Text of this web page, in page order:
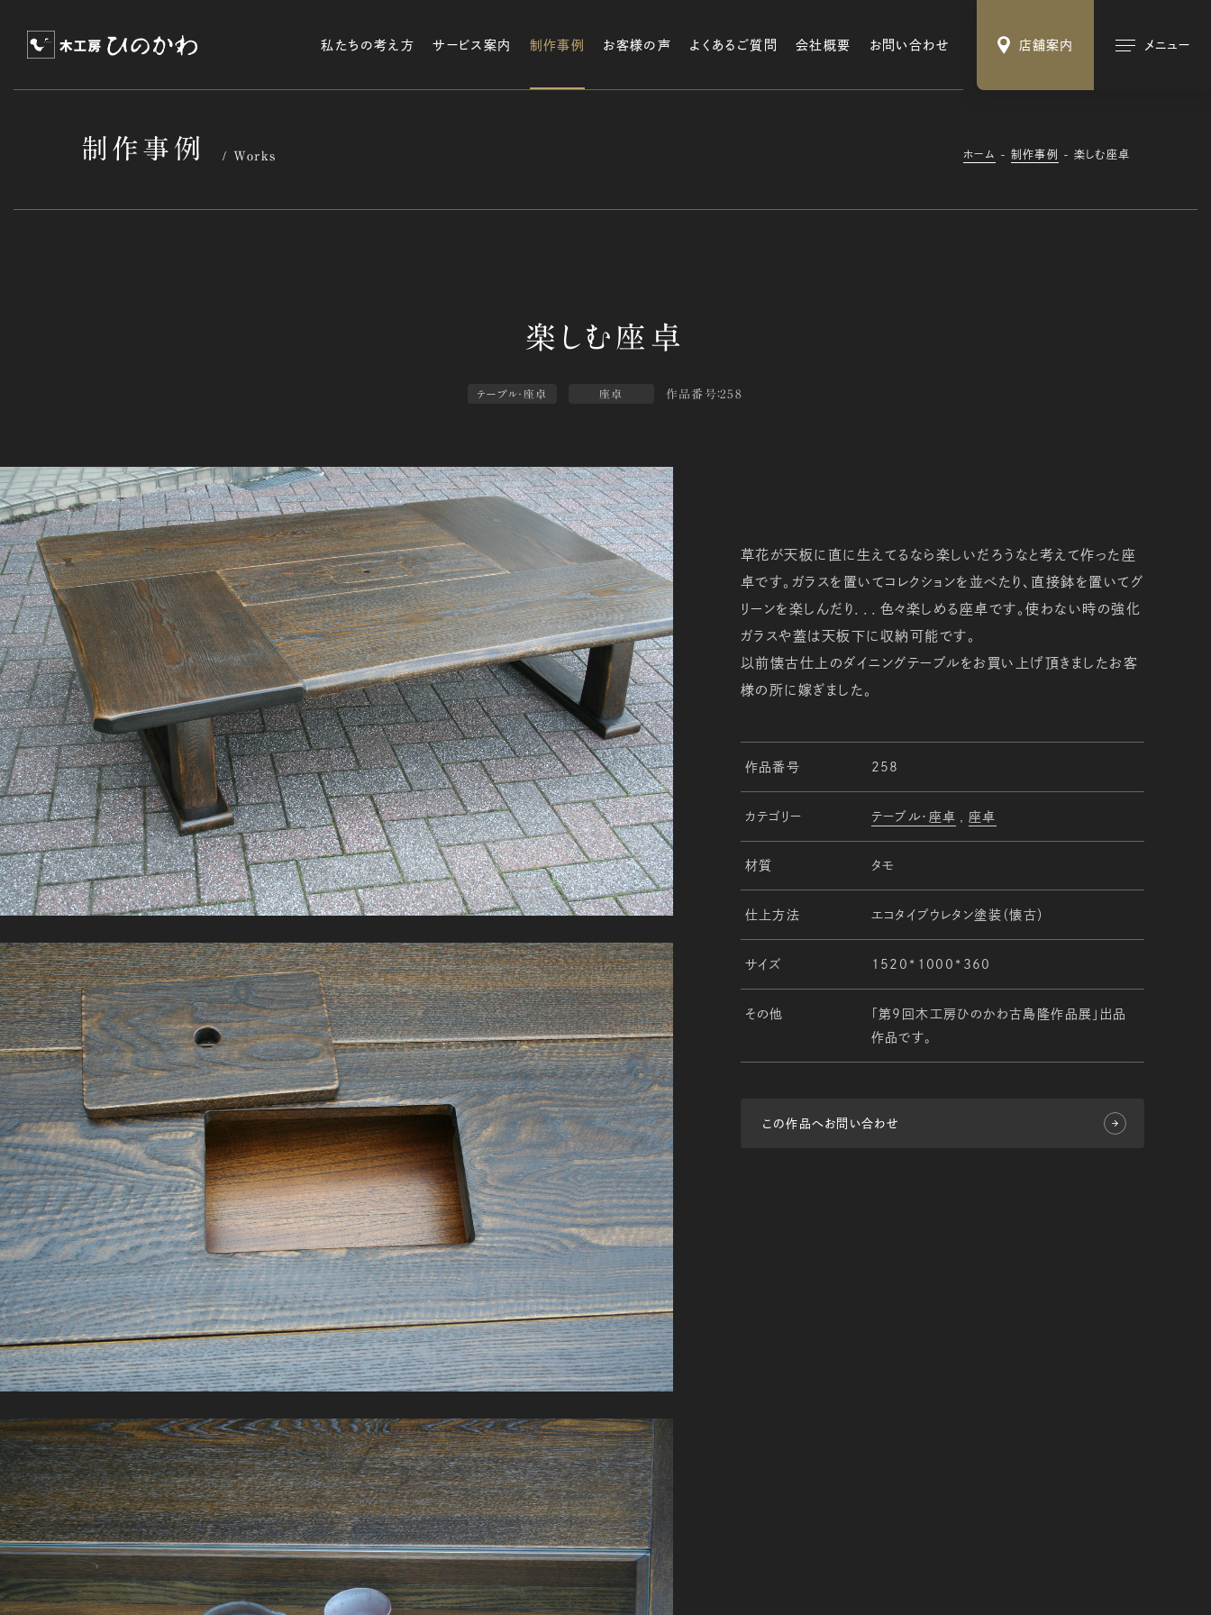
私たちの考え方 サービス案内 制作事例 お客様の声 よくあるご質問 会社概要 お問い合わせ 店舗案内 メニュー
制作事例 Works ホーム 制作事例 楽しむ座卓
テーブル・座卓 座卓 作品番号：258
草花が天板に直に生えてるなら楽しいだろうなと考えて作った座
卓です。ガラスを置いてコレクションを並べたり、直接鉢を置いてグ
リーンを楽しんだり．．．色々楽しめる座卓です。使わない時の強化
ガラスや蓋は天板下に収納可能です。
以前懐古仕上のダイニングテーブルをお買い上げ頂きましたお客
様の所に嫁ぎました。
作品番号 258
カテゴリー テーブル・座卓 座卓
材質 タモ
仕上方法 エコタイプウレタン塗装（懐古）
サイズ 1520*1000*360
その他 「第9回木工房ひのかわ古島隆作品展」出品
作品です。
この作品へお問い合わせ